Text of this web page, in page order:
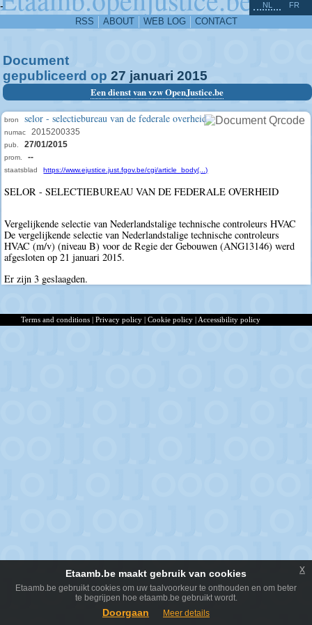
-
RSS ABOUT WEB LOG CONTACT
NL FR
Document
gepubliceerd op 27 januari 2015
Een dienst van vzw OpenJustice.be
bron selor - selectiebureau van de federale overheid
numac 2015200335
pub. 27/01/2015
prom. --
staatsblad https://www.ejustice.just.fgov.be/cgi/article_body(...)
SELOR - SELECTIEBUREAU VAN DE FEDERALE OVERHEID
Vergelijkende selectie van Nederlandstalige technische controleurs HVAC
De vergelijkende selectie van Nederlandstalige technische controleurs
HVAC (m/v) (niveau B) voor de Regie der Gebouwen (ANG13146) werd
afgesloten op 21 januari 2015.
Er zijn 3 geslaagden.
^
Terms and conditions | Privacy policy | Cookie policy | Accessibility policy
Etaamb.be maakt gebruik van cookies
Etaamb.be gebruikt cookies om uw taalvoorkeur te onthouden en om beter
te begrijpen hoe etaamb.be gebruikt wordt.
Doorgaan Meer details
x